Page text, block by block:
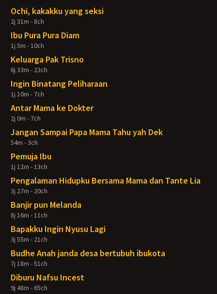
Ochi, kakakku yang seksi
2j 31m - 8ch
Ibu Pura Pura Diam
1j 5m - 10ch
Keluarga Pak Trisno
6j 33m - 23ch
Ingin Binatang Peliharaan
1j 10m - 7ch
Antar Mama ke Dokter
2j 0m - 7ch
Jangan Sampai Papa Mama Tahu yah Dek
54m - 3ch
Pemuja Ibu
1j 12m - 13ch
Pengalaman Hidupku Bersama Mama dan Tante Lia
3j 27m - 20ch
Banjir pun Melanda
8j 16m - 11ch
Bapakku Ingin Nyusu Lagi
3j 55m - 21ch
Budhe Anah janda desa bertubuh ibukota
7j 18m - 51ch
Diburu Nafsu Incest
9j 48m - 65ch